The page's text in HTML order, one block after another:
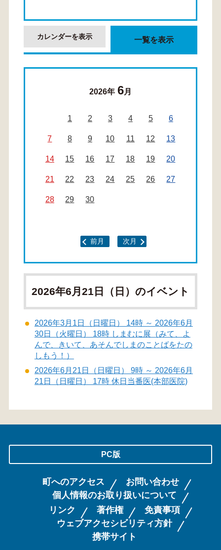
カレンダーを表示 一覧を表示
2026年 6月
1 2 3 4 5 6
7 8 9 10 11 12 13
14 15 16 17 18 19 20
21 22 23 24 25 26 27
28 29 30
前月 次月
2026年6月21日（日）のイベント
2026年3月1日（日曜日） 14時 ～ 2026年6月
30日（火曜日） 18時 しまむに展（みて、よ
んで、きいて、あそんでしまのことばをたの
しもう！）
2026年6月21日（日曜日） 9時 ～ 2026年6月
21日（日曜日） 17時 休日当番医(本部医院)
PC版
町へのアクセス
お問い合わせ
個人情報のお取り扱いについて
リンク
著作権
免責事項
ウェブアクセシビリティ方針
携帯サイト